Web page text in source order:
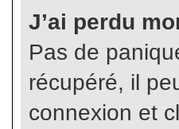
J’ai perdu
Pas de
récupéré, il
connexion et